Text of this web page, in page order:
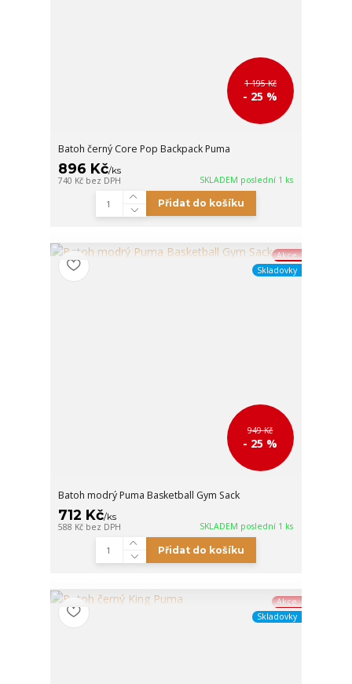
1 195 Kč
- 25 %
Batoh černý Core Pop Backpack Puma
896 Kč/ks
740 Kč bez DPH SKLADEM poslední 1 ks
Přidat do košíku
Akce
Skladovky
949 Kč
- 25 %
Batoh modrý Puma Basketball Gym Sack
712 Kč/ks
588 Kč bez DPH SKLADEM poslední 1 ks
Přidat do košíku
Akce
Skladovky